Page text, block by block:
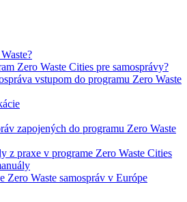
Zero Waste Cities pre samosprávy?
vstupom do programu Zero Waste
zapojených do programu Zero Waste
z praxe v programe Zero Waste Cities
Zero Waste samospráv v Európe